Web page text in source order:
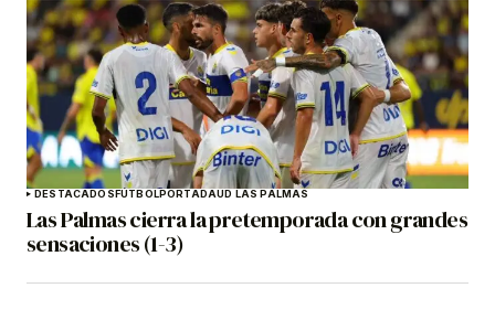
DESTACADOSFÚTBOLPORTADAUD LAS PALMAS
Las Palmas cierra la pretemporada con grandes
sensaciones (1-3)